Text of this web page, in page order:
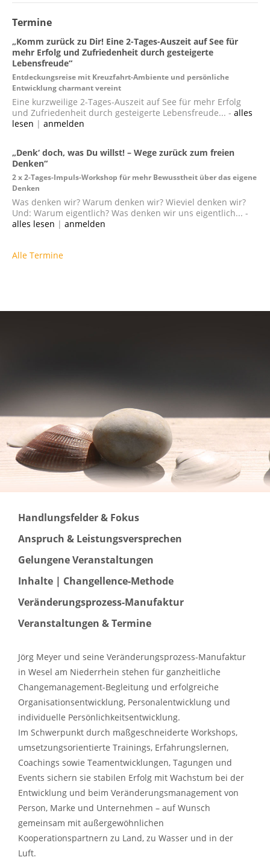
Termine
„Komm zurück zu Dir! Eine 2-Tages-Auszeit auf See für
mehr Erfolg und Zufriedenheit durch gesteigerte
Lebensfreude“
Entdeckungsreise mit Kreuzfahrt-Ambiente und persönliche
Entwicklung charmant vereint
Eine kurzweilige 2-Tages-Auszeit auf See für mehr Erfolg
und Zufriedenheit durch gesteigerte Lebensfreude... - alles
lesen | anmelden
„Denk‘ doch, was Du willst! – Wege zurück zum freien
Denken“
2 x 2-Tages-Impuls-Workshop für mehr Bewusstheit über das eigene
Denken
Was denken wir? Warum denken wir? Wieviel denken wir?
Und: Warum eigentlich? Was denken wir uns eigentlich... -
alles lesen | anmelden
Alle Termine
Handlungsfelder & Fokus
Anspruch & Leistungsversprechen
Gelungene Veranstaltungen
Inhalte | Changellence-Methode
Veränderungsprozess-Manufaktur
Veranstaltungen & Termine
Jörg Meyer und seine Veränderungsprozess-Manufaktur
in Wesel am Niederrhein stehen für ganzheitliche
Changemanagement-Begleitung und erfolgreiche
Organisationsentwicklung, Personalentwicklung und
individuelle Persönlichkeitsentwicklung.
Im Schwerpunkt durch maßgeschneiderte Workshops,
umsetzungsorientierte Trainings, Erfahrungslernen,
Coachings sowie Teamentwicklungen, Tagungen und
Events sichern sie stabilen Erfolg mit Wachstum bei der
Entwicklung und beim Veränderungsmanagement von
Person, Marke und Unternehmen – auf Wunsch
gemeinsam mit außergewöhnlichen
Kooperationspartnern zu Land, zu Wasser und in der
Luft.